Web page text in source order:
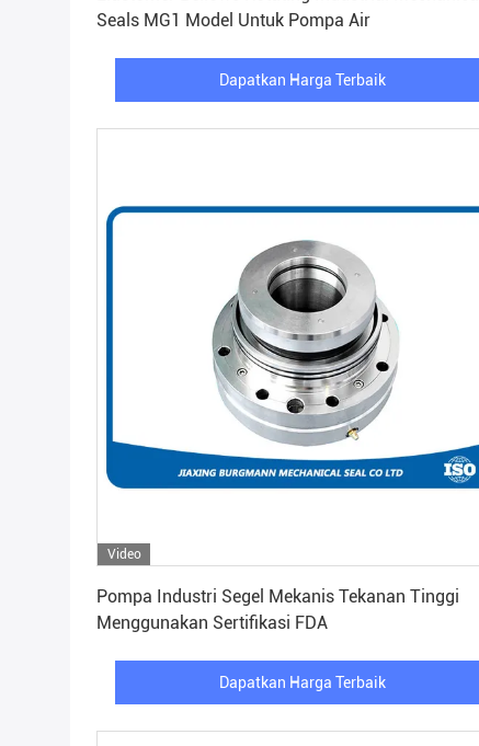
Seals MG1 Model Untuk Pompa Air
Dapatkan Harga Terbaik
Video
Pompa Industri Segel Mekanis Tekanan Tinggi
Menggunakan Sertifikasi FDA
Dapatkan Harga Terbaik